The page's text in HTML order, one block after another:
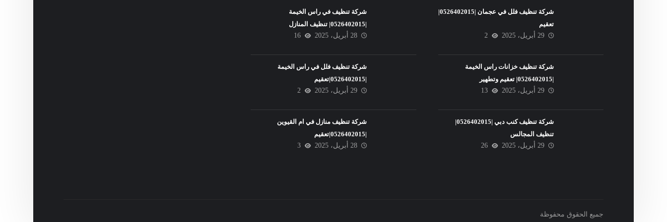
شركة تنظيف فلل في عجمان |0526402015|
تعقيم
29 أبريل، 2025
2
شركة تنظيف خزانات راس الخيمة
|0526402015| تعقيم وتطهير
29 أبريل، 2025
13
شركة تنظيف كنب دبي |0526402015|
تنظيف المجالس
29 أبريل، 2025
26
شركة تنظيف في راس الخيمة
|0526402015| تنظيف المنازل
28 أبريل، 2025
16
شركة تنظيف فلل في راس الخيمة
|0526402015|تعقيم
29 أبريل، 2025
2
شركة تنظيف منازل في ام القيوين
|0526402015|تعقيم
28 أبريل، 2025
3
جميع الحقوق محفوظة